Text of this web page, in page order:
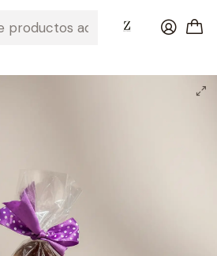
AZÚCAR de leche - Relleno